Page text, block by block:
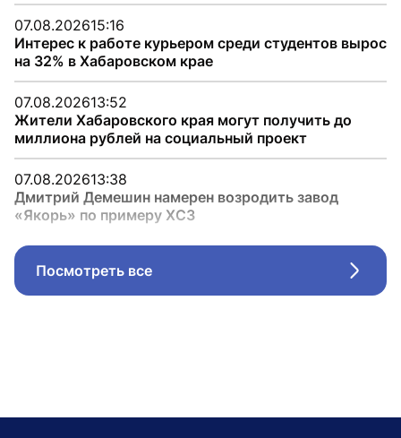
07.08.202615:16
Интерес к работе курьером среди студентов вырос
на 32% в Хабаровском крае
07.08.202613:52
Жители Хабаровского края могут получить до
миллиона рублей на социальный проект
07.08.202613:38
Дмитрий Демешин намерен возродить завод
«Якорь» по примеру ХСЗ
Посмотреть все